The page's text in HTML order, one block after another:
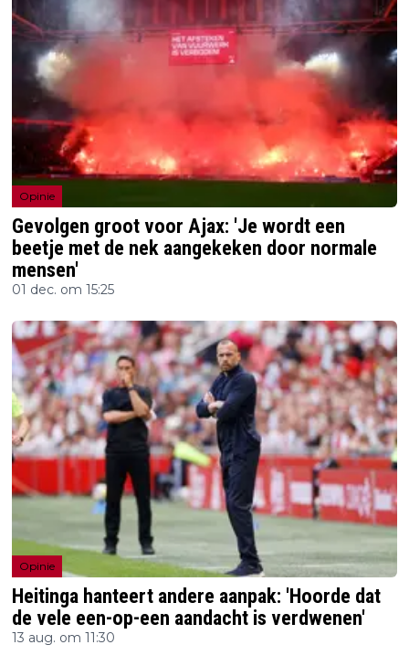
Opinie
Gevolgen groot voor Ajax: 'Je wordt een
beetje met de nek aangekeken door normale
mensen'
01 dec. om 15:25
Opinie
Heitinga hanteert andere aanpak: 'Hoorde dat
de vele een-op-een aandacht is verdwenen'
13 aug. om 11:30